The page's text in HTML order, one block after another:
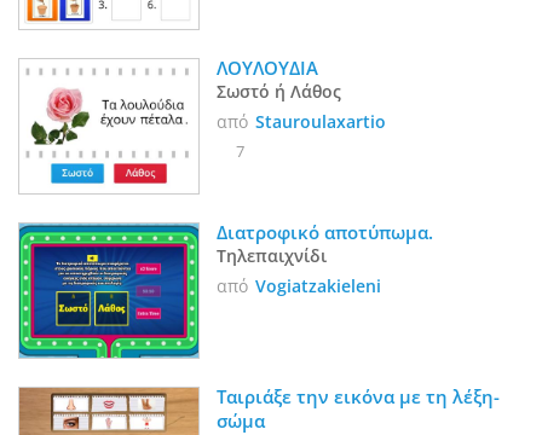
ΛΟΥΛΟΥΔΙΑ
Σωστό ή Λάθος
από Stauroulaxartio
7
Διατροφικό αποτύπωμα.
Τηλεπαιχνίδι
από Vogiatzakieleni
Ταιριάξε την εικόνα με τη λέξη-
σώμα